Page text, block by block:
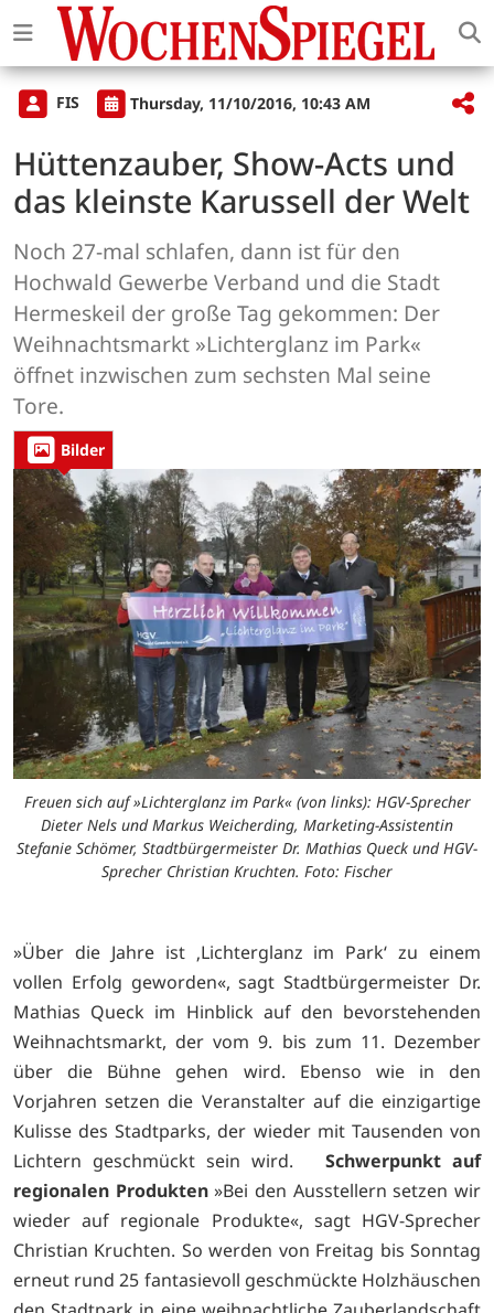
FIS Thursday, 11/10/2016, 10:43 AM
Hüttenzauber, Show-Acts und
das kleinste Karussell der Welt
Noch 27-mal schlafen, dann ist für den
Hochwald Gewerbe Verband und die Stadt
Hermeskeil der große Tag gekommen: Der
Weihnachtsmarkt »Lichterglanz im Park«
öffnet inzwischen zum sechsten Mal seine
Tore.
Bilder
Freuen sich auf »Lichterglanz im Park« (von links): HGV-Sprecher
Dieter Nels und Markus Weicherding, Marketing-Assistentin
Stefanie Schömer, Stadtbürgermeister Dr. Mathias Queck und HGV-
Sprecher Christian Kruchten. Foto: Fischer
»Über die Jahre ist ‚Lichterglanz im Park‘ zu einem
vollen Erfolg geworden«, sagt Stadtbürgermeister Dr.
Mathias Queck im Hinblick auf den bevorstehenden
Weihnachtsmarkt, der vom 9. bis zum 11. Dezember
über die Bühne gehen wird. Ebenso wie in den
Vorjahren setzen die Veranstalter auf die einzigartige
Kulisse des Stadtparks, der wieder mit Tausenden von
Lichtern geschmückt sein wird.Schwerpunkt auf
regionalen Produkten»Bei den Ausstellern setzen wir
wieder auf regionale Produkte«, sagt HGV-Sprecher
Christian Kruchten. So werden von Freitag bis Sonntag
erneut rund 25 fantasievoll geschmückte Holzhäuschen